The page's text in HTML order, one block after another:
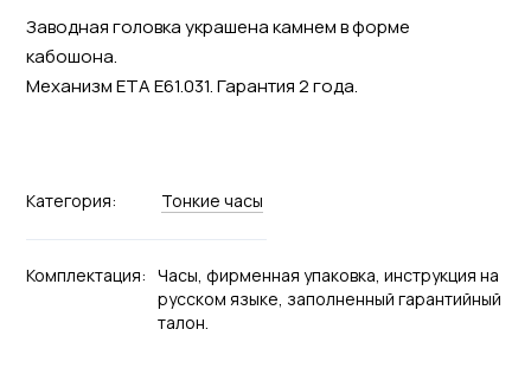
Заводная головка украшена камнем в форме
кабошона.
Механизм ETA E61.031. Гарантия 2 года.
Категория: Тонкие часы
Комплектация: Часы, фирменная упаковка, инструкция на
русском языке, заполненный гарантийный
талон.